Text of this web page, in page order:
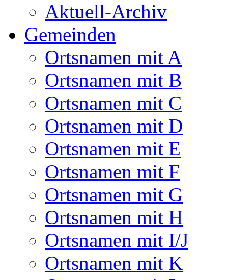
Aktuell-Archiv
Gemeinden
Ortsnamen mit A
Ortsnamen mit B
Ortsnamen mit C
Ortsnamen mit D
Ortsnamen mit E
Ortsnamen mit F
Ortsnamen mit G
Ortsnamen mit H
Ortsnamen mit I/J
Ortsnamen mit K